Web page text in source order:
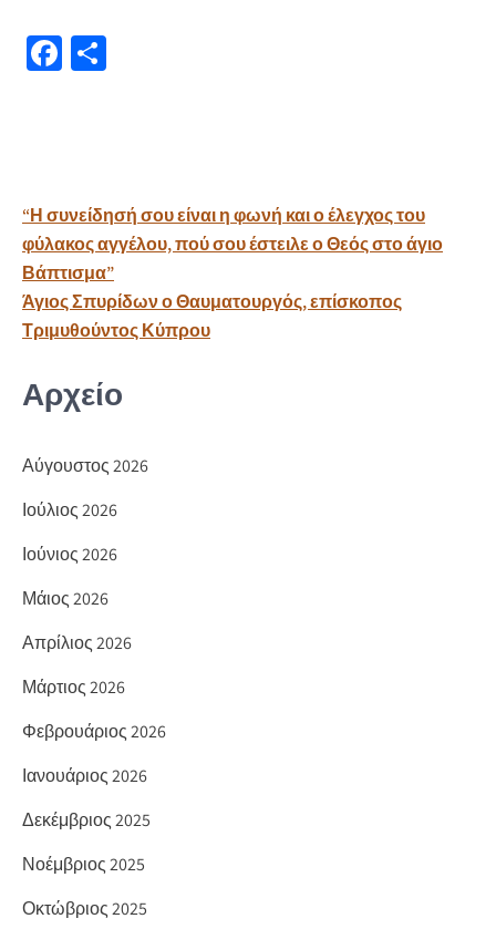
Fa
k τε
ίτ
ε
Πλοήγηση
άρθρων
“Η συνείδησή σου είναι η φωνή και ο έλεγχος του
φύλακος αγγέλου, πού σου έστειλε ο Θεός στο άγιο
Βάπτισμα”
Άγιος Σπυρίδων ο Θαυματουργός, επίσκοπος
Τριμυθούντος Κύπρου
Αρχείο
Αύγουστος 2026
Ιούλιος 2026
Ιούνιος 2026
Μάιος 2026
Απρίλιος 2026
Μάρτιος 2026
Φεβρουάριος 2026
Ιανουάριος 2026
Δεκέμβριος 2025
Νοέμβριος 2025
Οκτώβριος 2025